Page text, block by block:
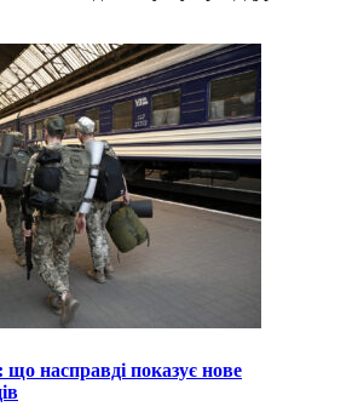
що насправді показує нове